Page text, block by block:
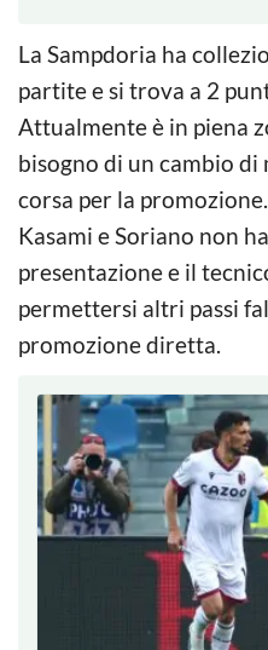
La Sampdoria ha
partite e si trova a 2
Attualmente è in piena
bisogno di un cambio
corsa per la
Kasami e Soriano non
presentazione e il
permettersi altri passi
promozione diretta.